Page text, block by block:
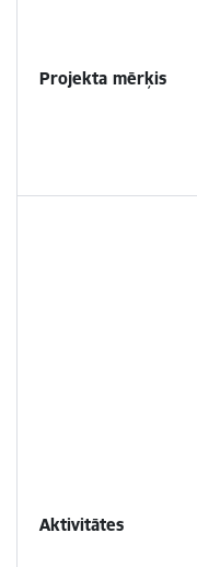
Projekta mērķis
Aktivitātes